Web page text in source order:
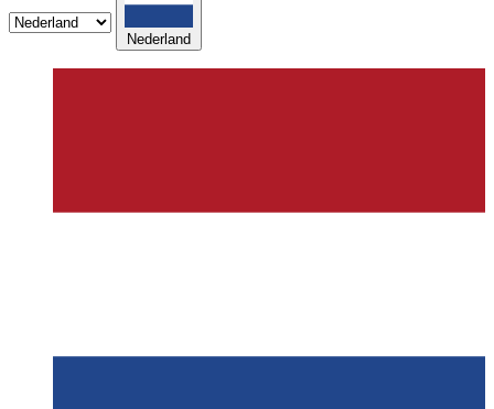
Nederland